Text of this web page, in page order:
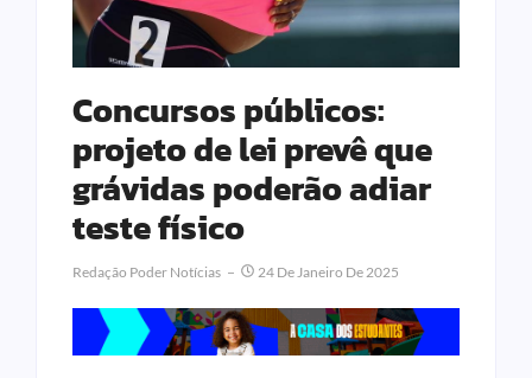
Concursos públicos:
projeto de lei prevê que
grávidas poderão adiar
teste físico
Redação Poder Notícias 24 De Janeiro De 2025